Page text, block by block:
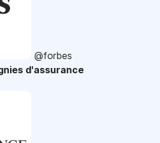
@forbes
d'assurance